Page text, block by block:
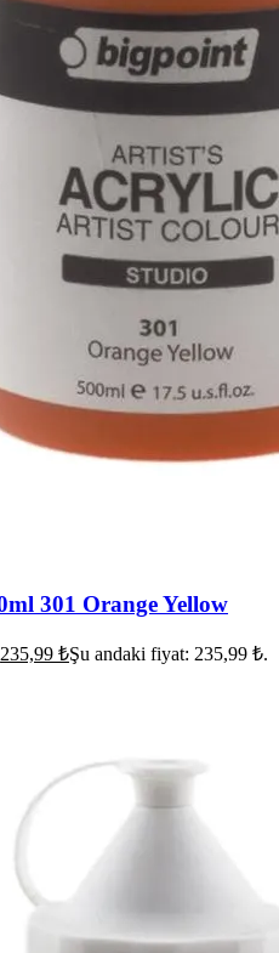
301 Orange Yellow
235,99 ₺Şu andaki fiyat: 235,99 ₺.